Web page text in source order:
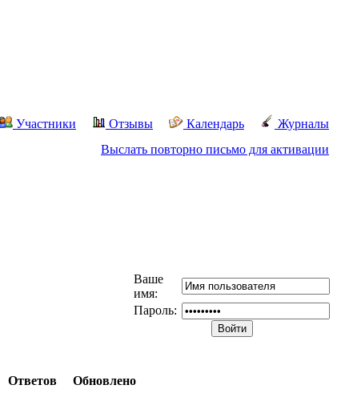
Участники Отзывы Календарь
Журналы
Выслать повторно письмо для активации
Ваше
имя:
Пароль:
Ответов
Обновлено